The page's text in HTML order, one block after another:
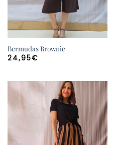
Bermudas Brownie
24,95€